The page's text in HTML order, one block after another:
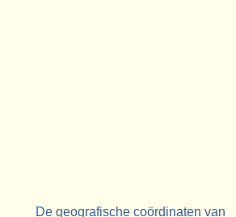
De geografische coördinaten van